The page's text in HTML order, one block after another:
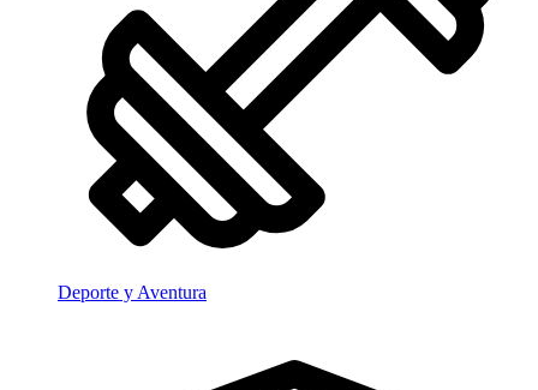
Deporte y Aventura